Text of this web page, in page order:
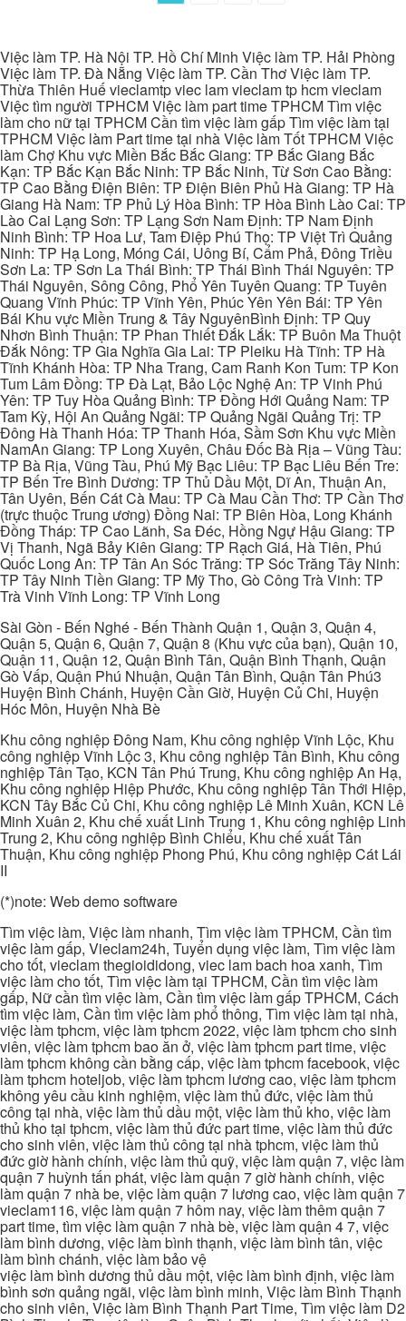
Việc làm TP. Hà Nội TP. Hồ Chí Minh Việc làm TP. Hải Phòng
Việc làm TP. Đà Nẵng Việc làm TP. Cần Thơ Việc làm TP.
Thừa Thiên Huế vieclamtp viec lam vieclam tp hcm vieclam
Việc tìm người TPHCM Việc làm part time TPHCM Tìm việc
làm cho nữ tại TPHCM Cần tìm việc làm gấp Tìm việc làm tại
TPHCM Việc làm Part time tại nhà Việc làm Tốt TPHCM Việc
làm Chợ Khu vực Miền Bắc Bắc Giang: TP Bắc Giang Bắc
Kạn: TP Bắc Kạn Bắc Ninh: TP Bắc Ninh, Từ Sơn Cao Bằng:
TP Cao Bằng Điện Biên: TP Điện Biên Phủ Hà Giang: TP Hà
Giang Hà Nam: TP Phủ Lý Hòa Bình: TP Hòa Bình Lào Cai: TP
Lào Cai Lạng Sơn: TP Lạng Sơn Nam Định: TP Nam Định
Ninh Bình: TP Hoa Lư, Tam Điệp Phú Thọ: TP Việt Trì Quảng
Ninh: TP Hạ Long, Móng Cái, Uông Bí, Cẩm Phả, Đông Triều
Sơn La: TP Sơn La Thái Bình: TP Thái Bình Thái Nguyên: TP
Thái Nguyên, Sông Công, Phổ Yên Tuyên Quang: TP Tuyên
Quang Vĩnh Phúc: TP Vĩnh Yên, Phúc Yên Yên Bái: TP Yên
Bái Khu vực Miền Trung & Tây NguyênBình Định: TP Quy
Nhơn Bình Thuận: TP Phan Thiết Đắk Lắk: TP Buôn Ma Thuột
Đắk Nông: TP Gia Nghĩa Gia Lai: TP Pleiku Hà Tĩnh: TP Hà
Tĩnh Khánh Hòa: TP Nha Trang, Cam Ranh Kon Tum: TP Kon
Tum Lâm Đồng: TP Đà Lạt, Bảo Lộc Nghệ An: TP Vinh Phú
Yên: TP Tuy Hòa Quảng Bình: TP Đồng Hới Quảng Nam: TP
Tam Kỳ, Hội An Quảng Ngãi: TP Quảng Ngãi Quảng Trị: TP
Đông Hà Thanh Hóa: TP Thanh Hóa, Sầm Sơn Khu vực Miền
NamAn Giang: TP Long Xuyên, Châu Đốc Bà Rịa – Vũng Tàu:
TP Bà Rịa, Vũng Tàu, Phú Mỹ Bạc Liêu: TP Bạc Liêu Bến Tre:
TP Bến Tre Bình Dương: TP Thủ Dầu Một, Dĩ An, Thuận An,
Tân Uyên, Bến Cát Cà Mau: TP Cà Mau Cần Thơ: TP Cần Thơ
(trực thuộc Trung ương) Đồng Nai: TP Biên Hòa, Long Khánh
Đồng Tháp: TP Cao Lãnh, Sa Đéc, Hồng Ngự Hậu Giang: TP
Vị Thanh, Ngã Bảy Kiên Giang: TP Rạch Giá, Hà Tiên, Phú
Quốc Long An: TP Tân An Sóc Trăng: TP Sóc Trăng Tây Ninh:
TP Tây Ninh Tiền Giang: TP Mỹ Tho, Gò Công Trà Vinh: TP
Trà Vinh Vĩnh Long: TP Vĩnh Long
Sài Gòn - Bến Nghé - Bến Thành Quận 1, Quận 3, Quận 4,
Quận 5, Quận 6, Quận 7, Quận 8 (Khu vực của bạn), Quận 10,
Quận 11, Quận 12, Quận Bình Tân, Quận Bình Thạnh, Quận
Gò Vấp, Quận Phú Nhuận, Quận Tân Bình, Quận Tân Phú3
Huyện Bình Chánh, Huyện Cần Giờ, Huyện Củ Chi, Huyện
Hóc Môn, Huyện Nhà Bè
Khu công nghiệp Đông Nam, Khu công nghiệp Vĩnh Lộc, Khu
công nghiệp Vĩnh Lộc 3, Khu công nghiệp Tân Bình, Khu công
nghiệp Tân Tạo, KCN Tân Phú Trung, Khu công nghiệp An Hạ,
Khu công nghiệp Hiệp Phước, Khu công nghiệp Tân Thới Hiệp,
KCN Tây Bắc Củ Chi, Khu công nghiệp Lê Minh Xuân, KCN Lê
Minh Xuân 2, Khu chế xuất Linh Trung 1, Khu công nghiệp Linh
Trung 2, Khu công nghiệp Bình Chiểu, Khu chế xuất Tân
Thuận, Khu công nghiệp Phong Phú, Khu công nghiệp Cát Lái
II
(*)note: Web demo software
Tìm việc làm, Việc làm nhanh, Tìm việc làm TPHCM, Cần tìm
việc làm gấp, Vieclam24h, Tuyển dụng việc làm, Tìm việc làm
cho tốt, vieclam thegioididong, viec lam bach hoa xanh, Tìm
việc làm cho tốt, Tìm việc làm tại TPHCM, Cần tìm việc làm
gấp, Nữ cần tìm việc làm, Cần tìm việc làm gấp TPHCM, Cách
tìm việc làm, Cần tìm việc làm phổ thông, Tìm việc làm tại nhà,
việc làm tphcm, việc làm tphcm 2022, việc làm tphcm cho sinh
viên, việc làm tphcm bao ăn ở, việc làm tphcm part time, việc
làm tphcm không cần bằng cấp, việc làm tphcm facebook, việc
làm tphcm hoteljob, việc làm tphcm lương cao, việc làm tphcm
không yêu cầu kinh nghiệm, việc làm thủ đức, việc làm thủ
công tại nhà, việc làm thủ dầu một, việc làm thủ kho, việc làm
thủ kho tại tphcm, việc làm thủ đức part time, việc làm thủ đức
cho sinh viên, việc làm thủ công tại nhà tphcm, việc làm thủ
đức giờ hành chính, việc làm thủ quỹ, việc làm quận 7, việc làm
quận 7 huỳnh tấn phát, việc làm quận 7 giờ hành chính, việc
làm quận 7 nhà be, việc làm quận 7 lương cao, việc làm quận 7
vieclam116, việc làm quận 7 hôm nay, việc làm thêm quận 7
part time, tìm việc làm quận 7 nhà bè, việc làm quận 4 7, việc
làm bình dương, việc làm bình thạnh, việc làm bình tân, việc
làm bình chánh, việc làm bảo vệ
việc làm bình dương thủ dầu một, việc làm bình định, việc làm
bình sơn quảng ngãi, việc làm bình minh, Việc làm Bình Thạnh
cho sinh viên, Việc làm Bình Thạnh Part Time, Tìm việc làm D2